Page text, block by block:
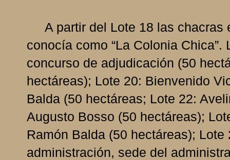
A partir del Lote 18 las chacras
conocía como “La Colonia
concurso de adjudicación (50
hectáreas); Lote 20: Bienvenido
Balda (50 hectáreas; Lote 22:
Augusto Bosso (50 hectáreas);
Ramón Balda (50 hectáreas);
administración, sede del